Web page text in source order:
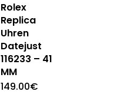
Rolex
Replica
Uhren
Datejust
116233 – 41
MM
149.00€